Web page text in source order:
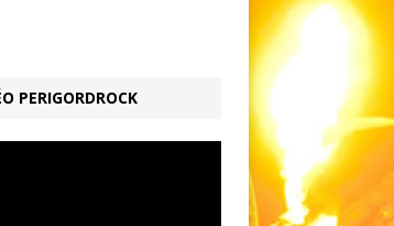
PERIGORDROCK